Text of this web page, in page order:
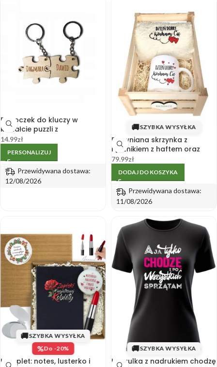
Breloczek do kluczy w
kształcie puzzli z
wygrawerowanymi imionami
14.99zł
PERSONALIZUJ
Przewidywana dostawa:
12/08/2026
🚚SZYBKA WYSYŁKA
Drewniana skrzynka z
ręcznikiem z haftem oraz
kubkiem z nadrukiem.
79.99zł
DODAJ DO KOSZYKA
Przewidywana dostawa:
11/08/2026
🚚SZYBKA WYSYŁKA
%Do -20%
Komplet: notes, lusterko i
🚚SZYBKA WYSYŁKA
Koszulka z nadrukiem chodzę